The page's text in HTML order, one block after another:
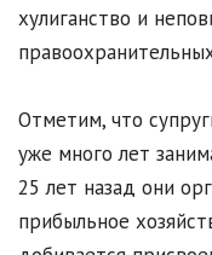
хулиганство и
Отметим, что
уже много лет
25 лет назад они
прибыльное